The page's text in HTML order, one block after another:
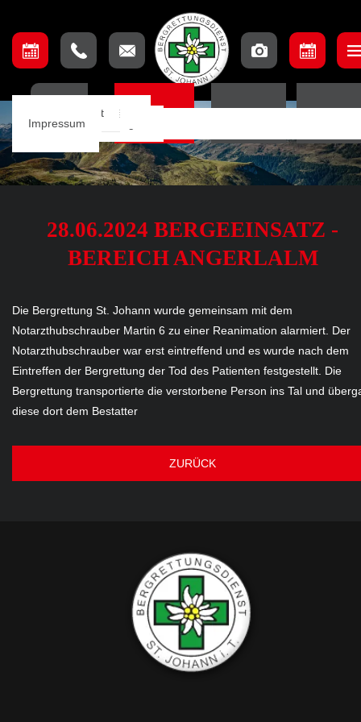
Einsätze
Einsatzbeschreibung
Einsatzkarte
Mannschaft
Ausbildungsteam
Aufnahmebedingungen
Lage & Anfahrt
Impressum
28.06.2024 BERGEEINSATZ -
BEREICH ANGERLALM
Die Bergrettung St. Johann wurde gemeinsam mit dem
Notarzthubschrauber Martin 6 zu einer Reanimation alarmiert. Der
Notarzthubschrauber war erst eintreffend und es wurde nach dem
Eintreffen der Bergrettung der Tod des Patienten festgestellt. Die
Bergrettung transportierte die verstorbene Person ins Tal und
diese dort dem Bestatter
ZURÜCK